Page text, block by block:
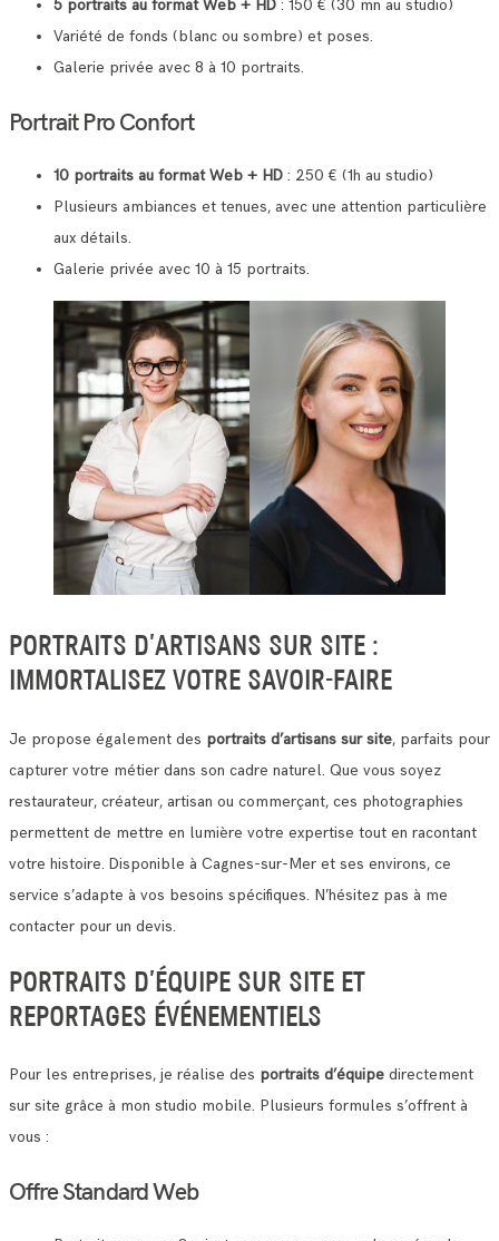
5 portraits au format Web + HD : 150 € (30 mn au studio)
Variété de fonds (blanc ou sombre) et poses.
Galerie privée avec 8 à 10 portraits.
Portrait Pro Confort
10 portraits au format Web + HD : 250 € (1h au studio)
Plusieurs ambiances et tenues, avec une attention particulière
aux détails.
Galerie privée avec 10 à 15 portraits.
PORTRAITS D’ARTISANS SUR SITE :
IMMORTALISEZ VOTRE SAVOIR-FAIRE
Je propose également des portraits d’artisans sur site, parfaits pour
capturer votre métier dans son cadre naturel. Que vous soyez
restaurateur, créateur, artisan ou commerçant, ces photographies
permettent de mettre en lumière votre expertise tout en racontant
votre histoire. Disponible à Cagnes-sur-Mer et ses environs, ce
service s’adapte à vos besoins spécifiques. N’hésitez pas à me
contacter pour un devis.
PORTRAITS D’ÉQUIPE SUR SITE ET
REPORTAGES ÉVÉNEMENTIELS
Pour les entreprises, je réalise des portraits d’équipe directement
sur site grâce à mon studio mobile. Plusieurs formules s’offrent à
vous :
Offre Standard Web